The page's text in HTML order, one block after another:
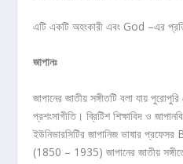
এটি একটি অহংকারী এবং God –এর
জাপানঃ
জাপানের জাতীয় সঙ্গীতটি বলা যায়
প্রশংসাগীতি। ব্রিটিশ শিক্ষাবিদ ও
ইউনিভারসিটির জাপানিজ ভাষার
(1850 – 1935) জাপানের জাতীয়